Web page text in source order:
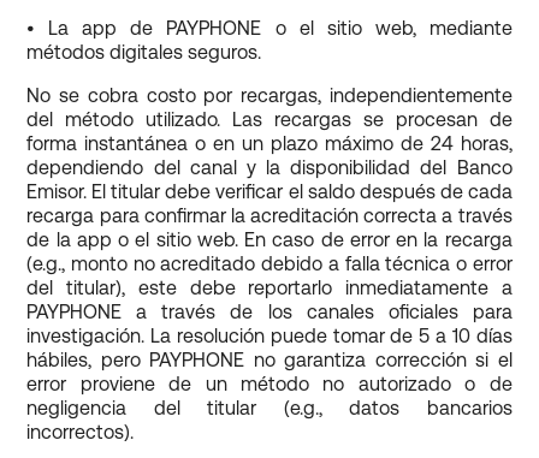
• La app de PAYPHONE o el sitio web, mediante
métodos digitales seguros.
No se cobra costo por recargas, independientemente
del método utilizado. Las recargas se procesan de
forma instantánea o en un plazo máximo de 24 horas,
dependiendo del canal y la disponibilidad del Banco
Emisor. El titular debe verificar el saldo después de cada
recarga para confirmar la acreditación correcta a través
de la app o el sitio web. En caso de error en la recarga
(e.g., monto no acreditado debido a falla técnica o error
del titular), este debe reportarlo inmediatamente a
PAYPHONE a través de los canales oficiales para
investigación. La resolución puede tomar de 5 a 10 días
hábiles, pero PAYPHONE no garantiza corrección si el
error proviene de un método no autorizado o de
negligencia del titular (e.g., datos bancarios
incorrectos).